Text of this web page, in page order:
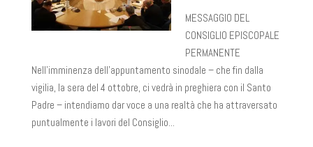
MESSAGGIO DEL
CONSIGLIO EPISCOPALE
PERMANENTE
Nell’imminenza dell’appuntamento sinodale – che fin dalla
vigilia, la sera del 4 ottobre, ci vedrà in preghiera con il Santo
Padre – intendiamo dar voce a una realtà che ha attraversato
puntualmente i lavori del Consiglio...